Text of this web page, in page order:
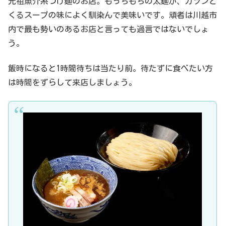
くるスープの味によく馴染んで美味いです。頑者は川越市
内で最も勢いのあるお店と言っても過言ではないでしょ
う。
飯時になると1時間待ちは当たり前。待たずに食べたい方
は時間をずらして来店しましょう。